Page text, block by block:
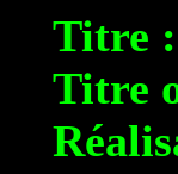
Titre :
Titre